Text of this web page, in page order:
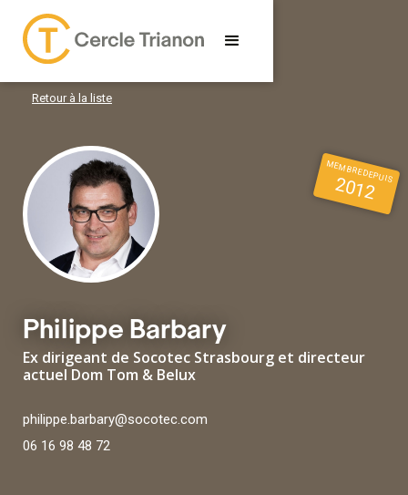
Philippe Barbary
Ex dirigeant de Socotec Strasbourg et directeur
actuel Dom Tom & Belux
philippe.barbary@socotec.com
06 16 98 48 72
MEMBRE DEPUIS
2012
Retour à la liste